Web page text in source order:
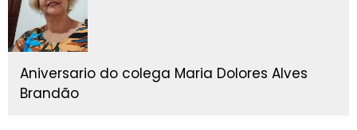
Aniversario do colega Maria Dolores Alves
Brandão